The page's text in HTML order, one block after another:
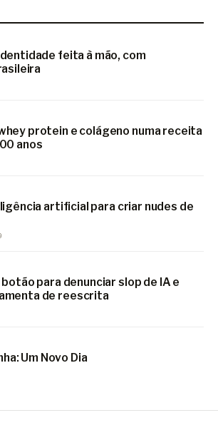
feita à mão, com
protein e colágeno numa receita
anos
artificial para criar nudes de
para denunciar slop de IA e
de reescrita
Um Novo Dia